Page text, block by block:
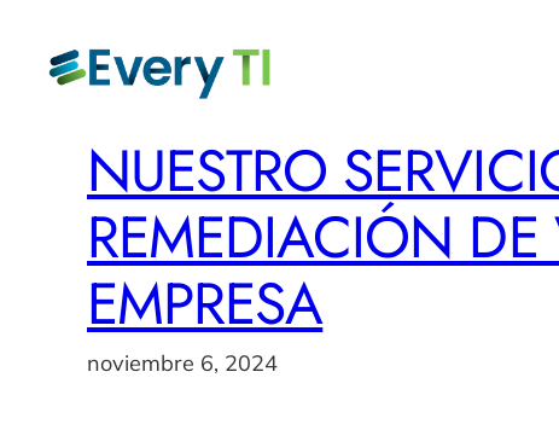
contenido
NUESTRO
REMEDIACIÓN DE
EMPRESA
noviembre 6, 2024